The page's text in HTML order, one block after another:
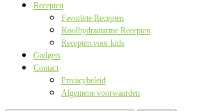
Recepten
Favoriete Recepten
Koolhydraatarme Recepten
Recepten voor kids
Gadgets
Contact
Privacybeleid
Algemene voorwaarden